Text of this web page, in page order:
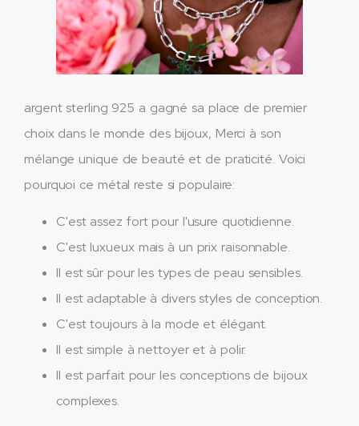
argent sterling 925 a gagné sa place de premier
choix dans le monde des bijoux, Merci à son
mélange unique de beauté et de praticité. Voici
pourquoi ce métal reste si populaire:
C'est assez fort pour l'usure quotidienne.
C'est luxueux mais à un prix raisonnable.
Il est sûr pour les types de peau sensibles.
Il est adaptable à divers styles de conception.
C'est toujours à la mode et élégant.
Il est simple à nettoyer et à polir.
Il est parfait pour les conceptions de bijoux
complexes.